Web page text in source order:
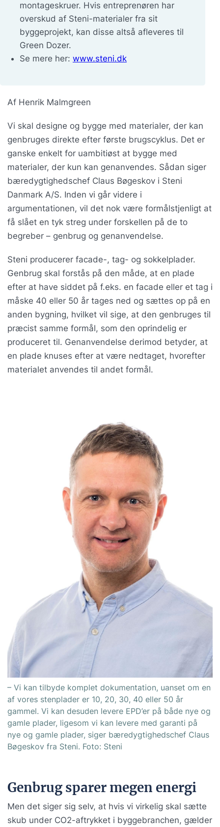
montageskruer. Hvis entreprenøren har
overskud af Steni-materialer fra sit
byggeprojekt, kan disse altså afleveres til
Green Dozer.
Se mere her: www.steni.dk
Af Henrik Malmgreen
Vi skal designe og bygge med materialer, der kan
genbruges direkte efter første brugscyklus. Det er
ganske enkelt for uambitiøst at bygge med
materialer, der kun kan genanvendes. Sådan siger
bæredygtighedschef Claus Bøgeskov i Steni
Danmark A/S. Inden vi går videre i
argumentationen, vil det nok være formålstjenligt at
få slået en tyk streg under forskellen på de to
begreber – genbrug og genanvendelse.
Steni producerer facade-, tag- og sokkelplader.
Genbrug skal forstås på den måde, at en plade
efter at have siddet på f.eks. en facade eller et tag i
måske 40 eller 50 år tages ned og sættes op på en
anden bygning, hvilket vil sige, at den genbruges til
præcist samme formål, som den oprindelig er
produceret til. Genanvendelse derimod betyder, at
en plade knuses efter at være nedtaget, hvorefter
materialet anvendes til andet formål.
– Vi kan tilbyde komplet dokumentation, uanset om en
af vores stenplader er 10, 20, 30, 40 eller 50 år
gammel. Vi kan desuden levere EPD’er på både nye og
gamle plader, ligesom vi kan levere med garanti på
nye og gamle plader, siger bæredygtighedschef Claus
Bøgeskov fra Steni. Foto: Steni
Genbrug sparer megen energi
Men det siger sig selv, at hvis vi virkelig skal sætte
skub under CO2-aftrykket i byggebranchen, gælder